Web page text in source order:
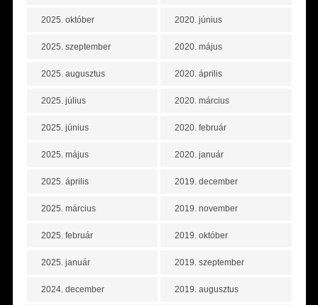
2025. október
2025. szeptember
2025. augusztus
2025. július
2025. június
2025. május
2025. április
2025. március
2025. február
2025. január
2024. december
2020. június
2020. május
2020. április
2020. március
2020. február
2020. január
2019. december
2019. november
2019. október
2019. szeptember
2019. augusztus